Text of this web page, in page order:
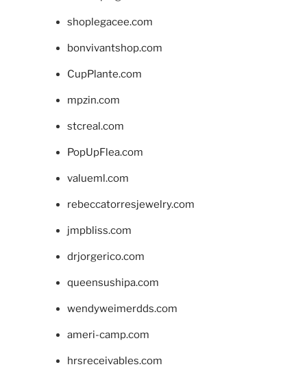
shoplegacee.com
bonvivantshop.com
CupPlante.com
mpzin.com
stcreal.com
PopUpFlea.com
valueml.com
rebeccatorresjewelry.com
jmpbliss.com
drjorgerico.com
queensushipa.com
wendyweimerdds.com
ameri-camp.com
hrsreceivables.com